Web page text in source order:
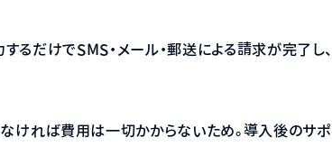
るだけでSMS・メール・郵送による請求が完了し、
ければ費用は一切かからないため。導入後のサポ